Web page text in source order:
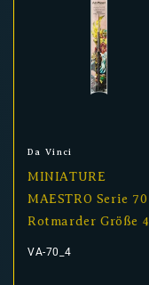
Anbieter:
Da Vinci
MINIATURE
MAESTRO Serie 70
Rotmarder Größe 4
VA-70_4